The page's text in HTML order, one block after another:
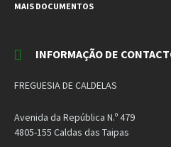
MAIS DOCUMENTOS
INFORMAÇÃO DE
FREGUESIA DE CALDELAS
Avenida da República N.º 479
4805-155 Caldas das Taipas